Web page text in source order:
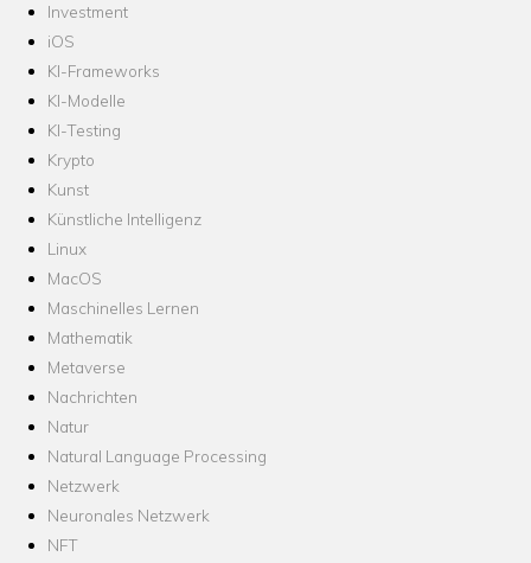
Investment
iOS
KI-Frameworks
KI-Modelle
KI-Testing
Krypto
Kunst
Künstliche Intelligenz
Linux
MacOS
Maschinelles Lernen
Mathematik
Metaverse
Nachrichten
Natur
Natural Language Processing
Netzwerk
Neuronales Netzwerk
NFT